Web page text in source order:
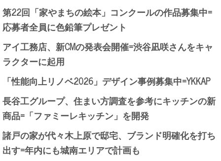
第22回「家やまちの絵本」コンクールの作品募集中=
応募者全員に色鉛筆プレゼント
アイ工務店、新CMの発表会開催=渋谷凪咲さんをキャ
ラクターに起用
「性能向上リノベ2026」デザイン事例募集中=YKKAP
長谷工グループ、住まい方調査を参考にキッチンの新
商品=「ファミーレキッチン」を開発
諸戸の家が代々木上原で邸宅、ブランド明確化を打ち
出す=年内にも城南エリアで計画も